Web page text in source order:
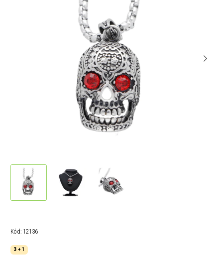
Kód: 12136
3 + 1